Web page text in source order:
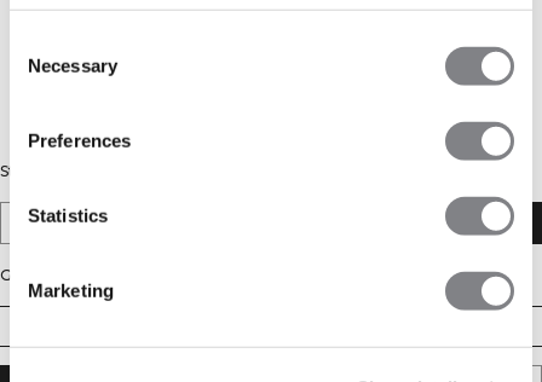
Selection
Necessary
Preferences
Statistics
Marketing
Stil
Mid Rise V-Shape
Größe